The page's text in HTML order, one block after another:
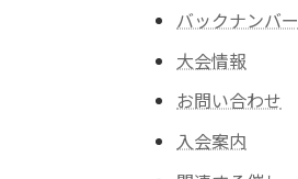
バックナンバー
大会情報
お問い合わせ
入会案内